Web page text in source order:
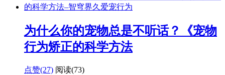
为什么你的宠物总是不听话？《宠物
行为矫正的科学方法
点赞(27) 阅读(73)